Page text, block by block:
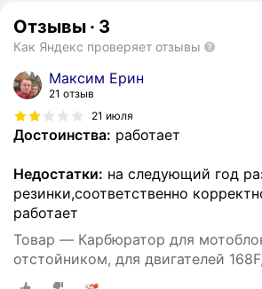
Отзывы · 3
Как Яндекс проверяет отзывы
Максим Ерин
21 отзыв
21 июля
Достоинства: работает
Недостатки: на следующий год
резинки,соответственно
работает
Товар — Карбюратор для
отстойником, для двигателей
170F, GX160, GX200